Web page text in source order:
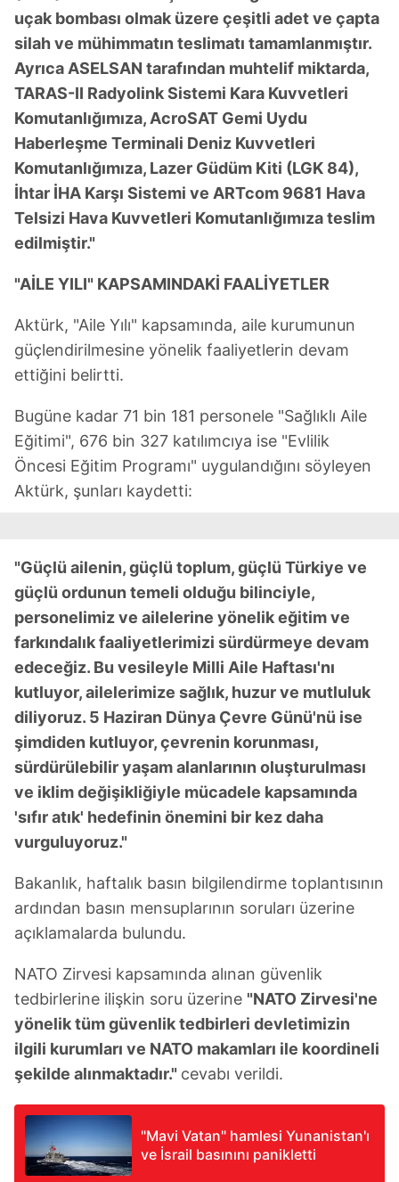
uçak bombası olmak üzere çeşitli adet ve çapta
silah ve mühimmatın teslimatı tamamlanmıştır.
Ayrıca ASELSAN tarafından muhtelif miktarda,
TARAS-II Radyolink Sistemi Kara Kuvvetleri
Komutanlığımıza, AcroSAT Gemi Uydu
Haberleşme Terminali Deniz Kuvvetleri
Komutanlığımıza, Lazer Güdüm Kiti (LGK 84),
İhtar İHA Karşı Sistemi ve ARTcom 9681 Hava
Telsizi Hava Kuvvetleri Komutanlığımıza teslim
edilmiştir."
"AİLE YILI" KAPSAMINDAKİ FAALİYETLER
Aktürk, "Aile Yılı" kapsamında, aile kurumunun
güçlendirilmesine yönelik faaliyetlerin devam
ettiğini belirtti.
Bugüne kadar 71 bin 181 personele "Sağlıklı Aile
Eğitimi", 676 bin 327 katılımcıya ise "Evlilik
Öncesi Eğitim Programı" uygulandığını söyleyen
Aktürk, şunları kaydetti:
"Güçlü ailenin, güçlü toplum, güçlü Türkiye ve
güçlü ordunun temeli olduğu bilinciyle,
personelimiz ve ailelerine yönelik eğitim ve
farkındalık faaliyetlerimizi sürdürmeye devam
edeceğiz. Bu vesileyle Milli Aile Haftası'nı
kutluyor, ailelerimize sağlık, huzur ve mutluluk
diliyoruz. 5 Haziran Dünya Çevre Günü'nü ise
şimdiden kutluyor, çevrenin korunması,
sürdürülebilir yaşam alanlarının oluşturulması
ve iklim değişikliğiyle mücadele kapsamında
'sıfır atık' hedefinin önemini bir kez daha
vurguluyoruz."
Bakanlık, haftalık basın bilgilendirme toplantısının
ardından basın mensuplarının soruları üzerine
açıklamalarda bulundu.
NATO Zirvesi kapsamında alınan güvenlik
tedbirlerine ilişkin soru üzerine "NATO Zirvesi'ne
yönelik tüm güvenlik tedbirleri devletimizin
ilgili kurumları ve NATO makamları ile koordineli
şekilde alınmaktadır." cevabı verildi.
"Mavi Vatan" hamlesi Yunanistan'ı
ve İsrail basınını panikletti